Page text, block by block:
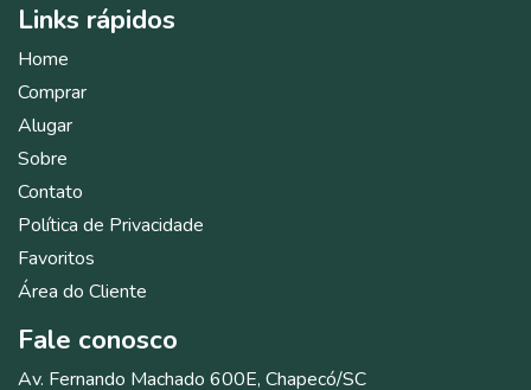
Links rápidos
Home
Comprar
Alugar
Sobre
Contato
Política de Privacidade
Favoritos
Área do Cliente
Fale conosco
Av. Fernando Machado 600E, Chapecó/SC